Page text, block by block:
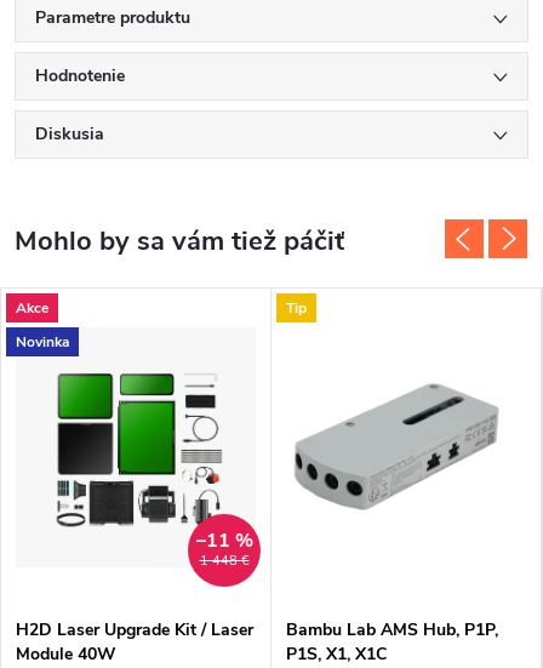
Parametre produktu
Hodnotenie
Diskusia
Akce
Novinka
1 448 €
–11 %
H2D Laser Upgrade Kit / Laser
Module 40W
Tip
Bambu Lab AMS Hub, P1P,
P1S, X1, X1C